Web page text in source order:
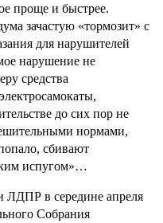
проще и быстрее.
зачастую «тормозит» с
для нарушителей
нарушение не
средства
до сих пор не
нормами,
сбивают
испугом»…
ЛДПР в середине апреля
Собрания